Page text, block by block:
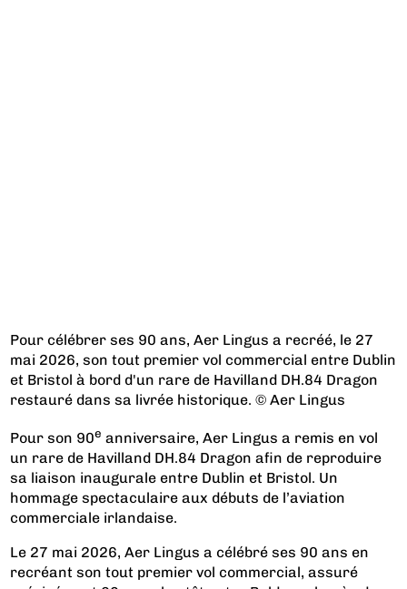
Pour célébrer ses 90 ans, Aer Lingus a recréé, le 27
mai 2026, son tout premier vol commercial entre Dublin
et Bristol à bord d'un rare de Havilland DH.84 Dragon
restauré dans sa livrée historique. © Aer Lingus
Pour son 90e anniversaire, Aer Lingus a remis en vol
un rare de Havilland DH.84 Dragon afin de reproduire
sa liaison inaugurale entre Dublin et Bristol. Un
hommage spectaculaire aux débuts de l’aviation
commerciale irlandaise.
Le 27 mai 2026, Aer Lingus a célébré ses 90 ans en
recréant son tout premier vol commercial, assuré